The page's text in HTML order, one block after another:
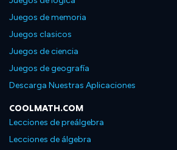
Juegos de memoria
Juegos clasicos
Juegos de ciencia
Juegos de geografía
Descarga Nuestras Aplicaciones
COOLMATH.COM
Lecciones de preálgebra
Lecciones de álgebra